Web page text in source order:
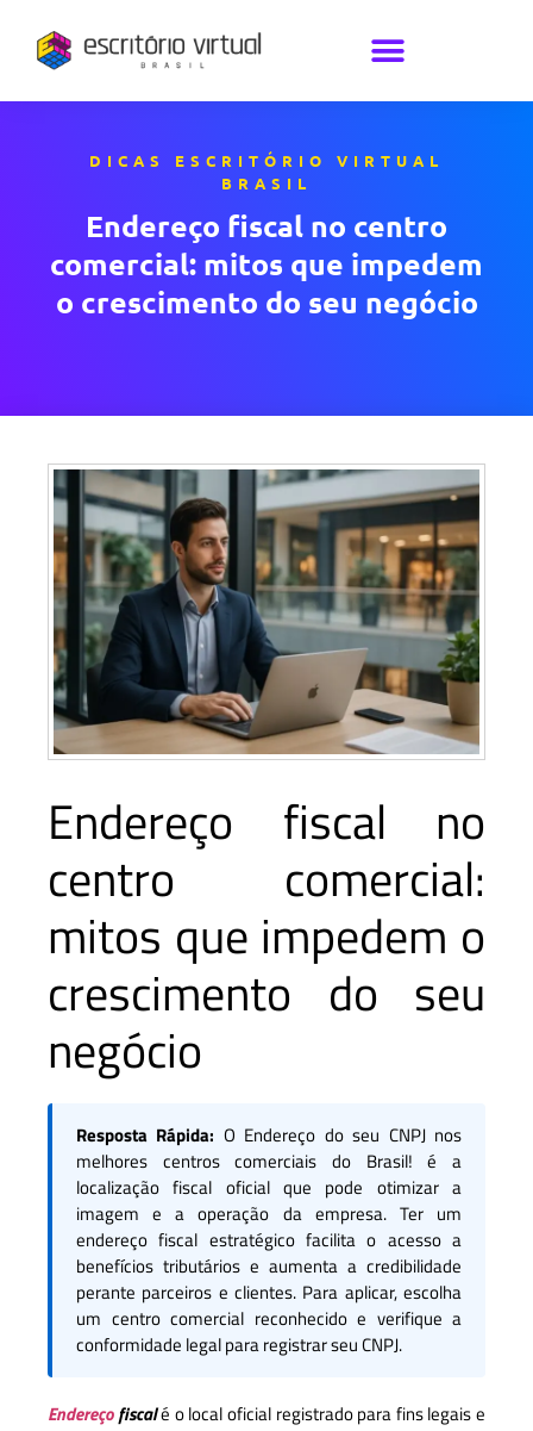
DICAS ESCRITÓRIO VIRTUAL
BRASIL
Endereço fiscal no centro
comercial: mitos que impedem
o crescimento do seu negócio
Endereço fiscal no
centro comercial:
mitos que impedem o
crescimento do seu
negócio
Resposta Rápida: O Endereço do seu CNPJ nos
melhores centros comerciais do Brasil! é a
localização fiscal oficial que pode otimizar a
imagem e a operação da empresa. Ter um
endereço fiscal estratégico facilita o acesso a
benefícios tributários e aumenta a credibilidade
perante parceiros e clientes. Para aplicar, escolha
um centro comercial reconhecido e verifique a
conformidade legal para registrar seu CNPJ.
Endereçofiscalé o local oficial registrado para fins legais e